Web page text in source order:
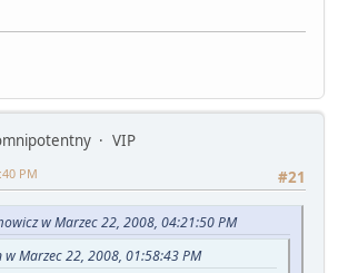
VIP
#21
PM
w Marzec 22, 2008, 04:21:50 PM
w Marzec 22, 2008, 01:58:43 PM